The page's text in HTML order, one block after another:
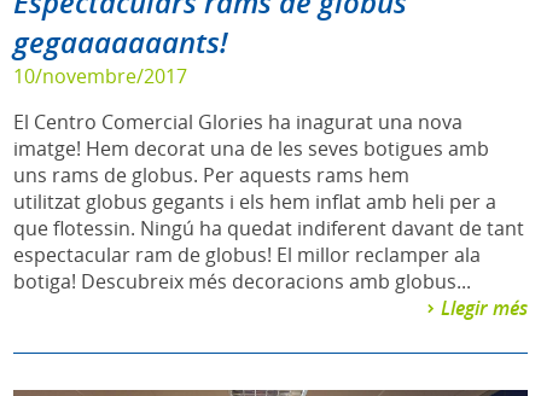
gegaaaaaaants!
10/novembre/2017
El Centro Comercial Glories ha inagurat una nova
imatge! Hem decorat una de les seves botigues amb
uns rams de globus. Per aquests rams hem
utilitzat globus gegants i els hem inflat amb heli per a
que flotessin. Ningú ha quedat indiferent davant de tant
espectacular ram de globus! El millor reclamper ala
botiga! Descubreix més decoracions amb globus...
Llegir més